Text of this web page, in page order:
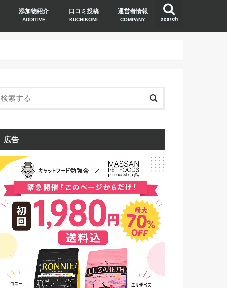
search
添加物紹介
ADDITIVE
口コミ投稿
KUCHIKOMI
運営者情報
COMPANY
広告